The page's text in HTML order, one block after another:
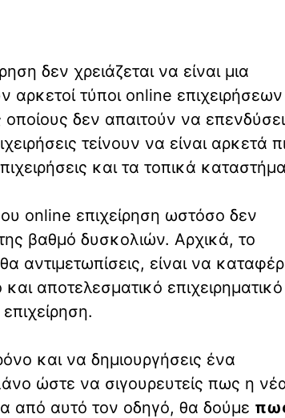
δεν χρειάζεται να είναι μια
αρκετοί τύποι online
δεν απαιτούν να
τείνουν να είναι αρκετά
και τα τοπικά
online επιχείρηση ωστόσο δεν
βαθμό δυσκολιών. Αρχικά, το
αντιμετωπίσεις, είναι να
αποτελεσματικό επιχειρηματικό
και να δημιουργήσεις ένα
ώστε να σιγουρευτείς πως η
από αυτό τον οδηγό, θα δούμε